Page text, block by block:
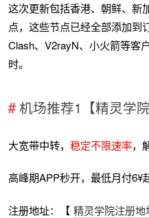
这次更新包括香港、朝鲜、新
点，这些节点已经全部添加到
Clash、V2rayN、小火箭等客
时。
机场推荐1【精灵学院
大宽带中转，稳定不限速率，
高峰期APP秒开，最低月付6¥
注册地址：【 精灵学院注册地